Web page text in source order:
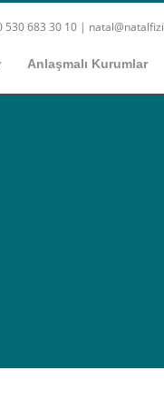
530 683 30 10 |
Anlaşmalı Kurumlar